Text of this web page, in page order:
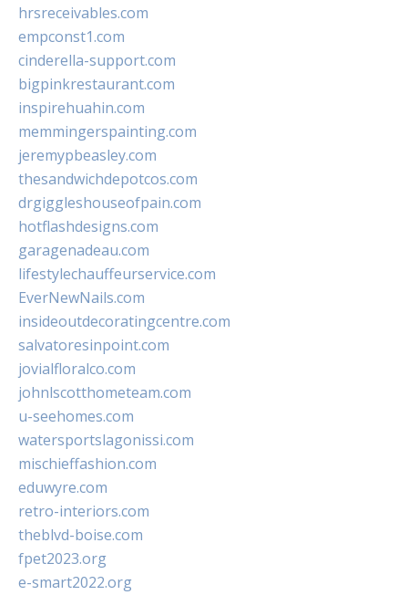
hrsreceivables.com
empconst1.com
cinderella-support.com
bigpinkrestaurant.com
inspirehuahin.com
memmingerspainting.com
jeremypbeasley.com
thesandwichdepotcos.com
drgiggleshouseofpain.com
hotflashdesigns.com
garagenadeau.com
lifestylechauffeurservice.com
EverNewNails.com
insideoutdecoratingcentre.com
salvatoresinpoint.com
jovialfloralco.com
johnlscotthometeam.com
u-seehomes.com
watersportslagonissi.com
mischieffashion.com
eduwyre.com
retro-interiors.com
theblvd-boise.com
fpet2023.org
e-smart2022.org